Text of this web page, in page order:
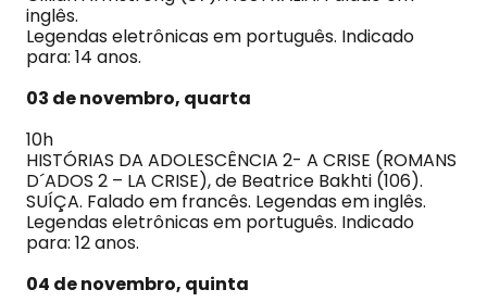
inglês.
Legendas eletrônicas em português. Indicado
para: 14 anos.
03 de novembro, quarta
10h
HISTÓRIAS DA ADOLESCÊNCIA 2- A CRISE (ROMANS
D´ADOS 2 – LA CRISE), de Beatrice Bakhti (106).
SUÍÇA. Falado em francês. Legendas em inglês.
Legendas eletrônicas em português. Indicado
para: 12 anos.
04 de novembro, quinta